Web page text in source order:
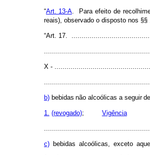
“Art. 13-A. Para efeito de
reais), observado o disposto nos
“Art. 17.
X -
b) bebidas não alcoólicas a seguir
1. (revogado); Vigência
c) bebidas alcoólicas, exceto